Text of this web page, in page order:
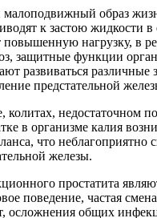
образ
к застою жидкости в
нагрузку, в
защитные функции
развиваться различные
предстательной
колитах, недостаточном
в организме калия
что неблагоприятно
железы.
простатита
поведение, частая
осложнения общих